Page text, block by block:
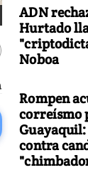
ADN
Hurtado
Noboa
Rompen
correísmo
contra